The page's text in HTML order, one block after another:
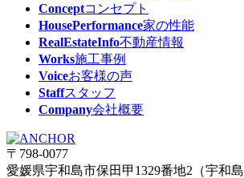
Conceptコンセプト
HousePerformance家の性能
RealEstateInfo不動産情報
Works施工事例
Voiceお客様の声
Staffスタッフ
Company会社概要
〒798-0077
愛媛県宇和島市保田甲1329番地2（宇和